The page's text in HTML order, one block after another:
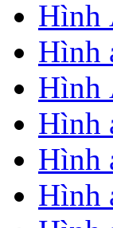
Hình
Hình
Hình
Hình
Hình
Hình